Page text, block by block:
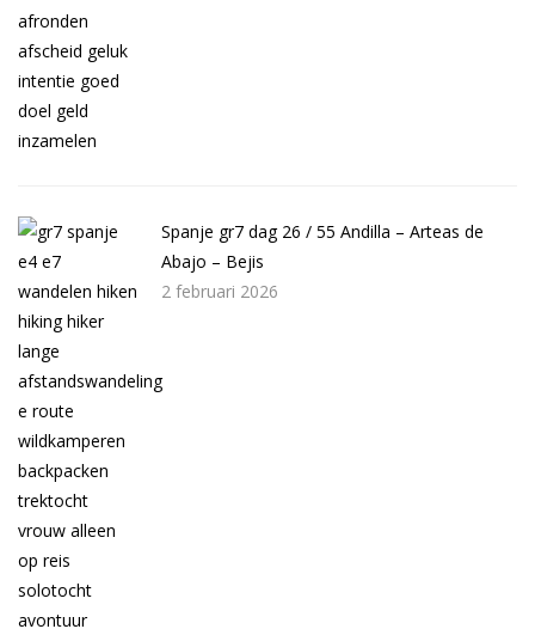
Spanje gr7 dag 26 / 55 Andilla – Arteas de
Abajo – Bejis
2 februari 2026